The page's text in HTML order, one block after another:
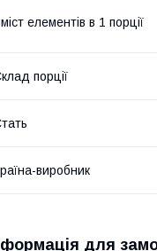
елементів в 1 порції
порції
виробник
для